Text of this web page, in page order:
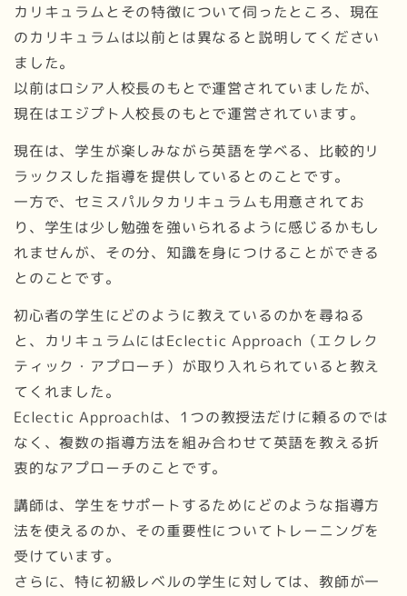
カリキュラムとその特徴について伺ったところ、現在
のカリキュラムは以前とは異なると説明してください
ました。
以前はロシア人校長のもとで運営されていましたが、
現在はエジプト人校長のもとで運営されています。
現在は、学生が楽しみながら英語を学べる、比較的リ
ラックスした指導を提供しているとのことです。
一方で、セミスパルタカリキュラムも用意されてお
り、学生は少し勉強を強いられるように感じるかもし
れませんが、その分、知識を身につけることができる
とのことです。
初心者の学生にどのように教えているのかを尋ねる
と、カリキュラムにはEclectic Approach（エクレク
ティック・アプローチ）が取り入れられていると教え
てくれました。
Eclectic Approachは、1つの教授法だけに頼るのでは
なく、複数の指導方法を組み合わせて英語を教える折
衷的なアプローチのことです。
講師は、学生をサポートするためにどのような指導方
法を使えるのか、その重要性についてトレーニングを
受けています。
さらに、特に初級レベルの学生に対しては、教師が一